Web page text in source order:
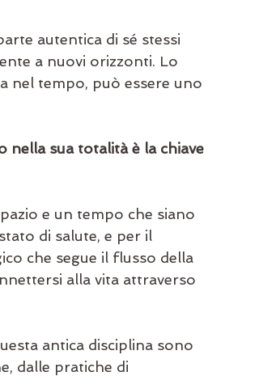
autentica di sé stessi
a nuovi orizzonti. Lo
nel tempo, può essere uno
nella sua totalità è la chiave
e un tempo che siano
di salute, e per il
che segue il flusso della
alla vita attraverso
antica disciplina sono
dalle pratiche di